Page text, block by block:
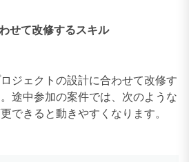
せて改修するスキル
ジェクトの設計に合わせて改修す
途中参加の案件では、次のような
できると動きやすくなります。